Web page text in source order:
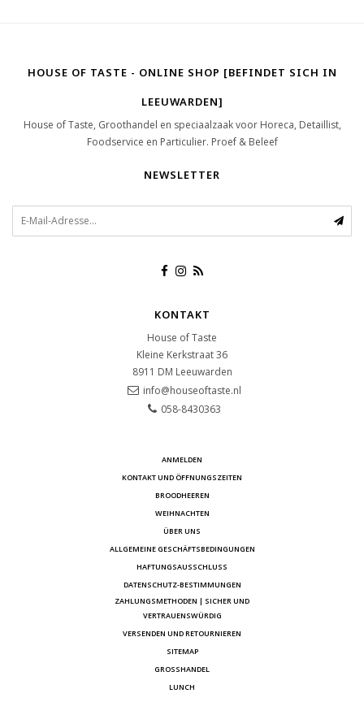
HOUSE OF TASTE - ONLINE SHOP [BEFINDET SICH IN
LEEUWARDEN]
House of Taste, Groothandel en speciaalzaak voor Horeca, Detaillist,
Foodservice en Particulier. Proef & Beleef
NEWSLETTER
KONTAKT
House of Taste
Kleine Kerkstraat 36
8911 DM Leeuwarden
info@houseoftaste.nl
058-8430363
ANMELDEN
KONTAKT UND ÖFFNUNGSZEITEN
BROODHEEREN
WEIHNACHTEN
ÜBER UNS
ALLGEMEINE GESCHÄFTSBEDINGUNGEN
HAFTUNGSAUSSCHLUSS
DATENSCHUTZ-BESTIMMUNGEN
ZAHLUNGSMETHODEN | SICHER UND
VERTRAUENSWÜRDIG
VERSENDEN UND RETOURNIEREN
SITEMAP
GROSSHANDEL
LUNCH